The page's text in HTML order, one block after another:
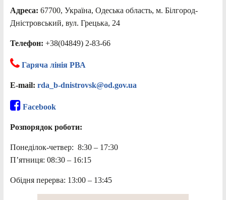
Адреса: 67700, Україна, Одеська область, м. Білгород-
Дністровський, вул. Грецька, 24
Телефон: +38(04849) 2-83-66
Гаряча лінія РВА
E-mail: rda_b-dnistrovsk@od.gov.ua
Facebook
Розпорядок роботи:
Понеділок-четвер: 8:30 – 17:30
П’ятниця: 08:30 – 16:15
Обідня перерва: 13:00 – 13:45